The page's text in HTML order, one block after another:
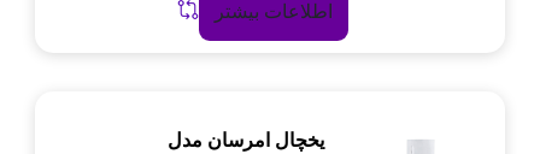
اطلاعات بیشتر
یخچال امرسان مدل